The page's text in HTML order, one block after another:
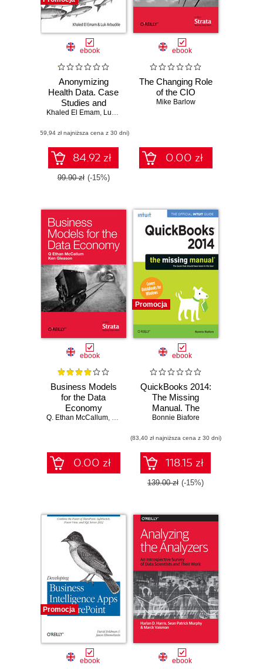
ebook
Anonymizing
Health Data. Case
Studies and
Methods to Get
Khaled El Emam, Luk Arbuckle
(59,94 zł najniższa cena z 30 dni)
84.92 zł
99.90 zł (-15%)
ebook
The Changing Role
of the CIO
Mike Barlow
0.00 zł
ebook
Business Models
for the Data
Economy
Q. Ethan McCallum, Ken Gleason
0.00 zł
Promocja
ebook
QuickBooks 2014:
The Missing
Manual. The
Official Intuit Guide
2014
Bonnie Biafore
(83,40 zł najniższa cena z 30 dni)
118.15 zł
139.00 zł (-15%)
Promocja
ebook ebook